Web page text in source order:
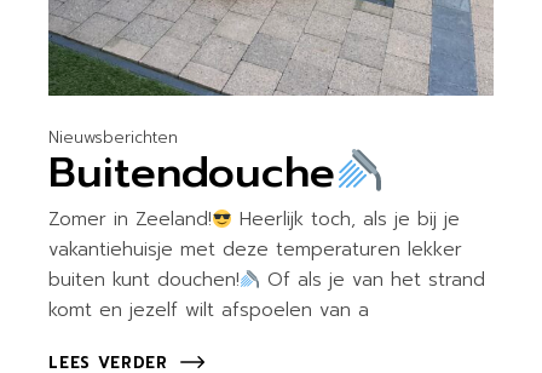
Nieuwsberichten
Buitendouche
Zomer in Zeeland!
Heerlijk toch, als je bij je
vakantiehuisje met deze temperaturen lekker
buiten kunt douchen!
Of als je van het strand
komt en jezelf wilt afspoelen van a
LEES VERDER